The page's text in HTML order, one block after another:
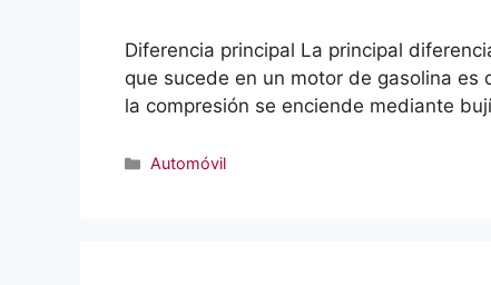
Diferencia principal La principal
que sucede en un motor de gasolina es
la compresión se enciende mediante
Categorías
Automóvil